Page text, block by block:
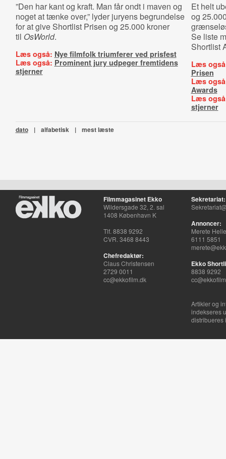
”Den har kant og kraft. Man får ondt i maven og
noget at tænke over,” lyder juryens begrundelse
for at give Shortlist Prisen og 25.000 kroner
til OsWorld.
Læs også: Nye filmfolk triumferer ved prisfest
Læs også: Prominent jury udpeger fremtidens
stjerner
Et helt
og
Se liste
Shortlist
Læs
Prisen
Læs
Awards
Læs
stjerner
dato | alfabetisk | mest læste
Filmmagasinet Ekko
Wildersgade 32, 2. sal
1408 København K
Tlf. 8838 9292
CVR. 3468 8443
Chefredaktør:
Claus Christensen
2729 0011
cc@ekkofilm.dk
Sekretariat:
Annoncer:
Merete
6111 5851
Ekko
8838 9292
Artikler og
indekseres
distribueres